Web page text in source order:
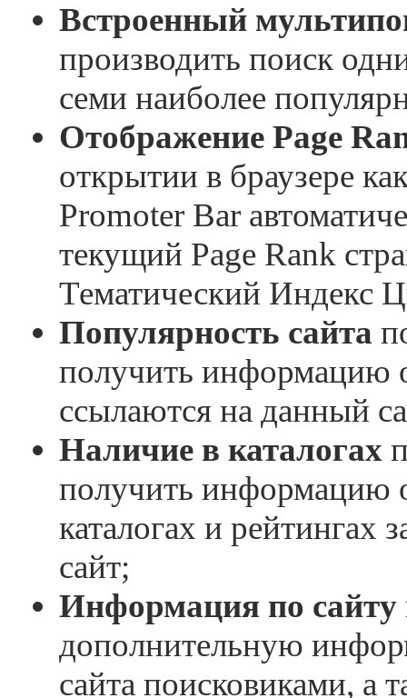
Встроенный
производить поиск
семи наиболее
Отображение Page
открытии в браузере
Promoter Bar
текущий Page Rank
Тематический Индекс
Популярность сайта
получить информацию
ссылаются на данный
Наличие в каталогах
получить информацию
каталогах и рейтингах
сайт;
Информация по сайту
дополнительную
сайта поисковиками, а